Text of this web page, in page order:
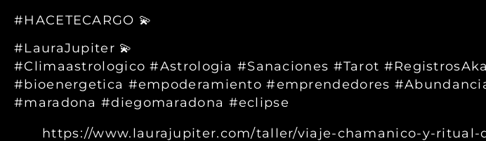
#HACETECARGO 💫
#LauraJupiter 💫
#Climaastrologico #Astrologia #Sanaciones #Tarot
#bioenergetica #empoderamiento #emprendedores
#maradona #diegomaradona #eclipse
https://www.laurajupiter.com/taller/viaje-chamanico-y-ritual-